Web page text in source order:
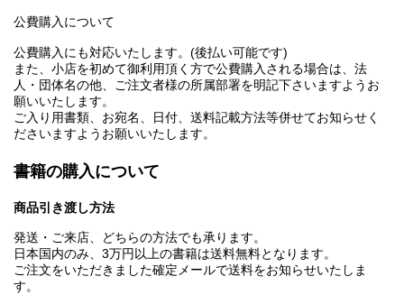
公費購入について
公費購入にも対応いたします。(後払い可能です)
また、小店を初めて御利用頂く方で公費購入される場合は、法
人・団体名の他、ご注文者様の所属部署を明記下さいますようお
願いいたします。
ご入り用書類、お宛名、日付、送料記載方法等併せてお知らせく
ださいますようお願いいたします。
書籍の購入について
商品引き渡し方法
発送・ご来店、どちらの方法でも承ります。
日本国内のみ、3万円以上の書籍は送料無料となります。
ご注文をいただきました確定メールで送料をお知らせいたしま
す。